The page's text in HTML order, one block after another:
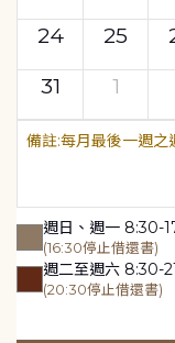
24
25
31
1
每月最後一週之
週日、週一 8:30-
(16:30停止借還書)
週二至週六 8:30-
(20:30停止借還書)